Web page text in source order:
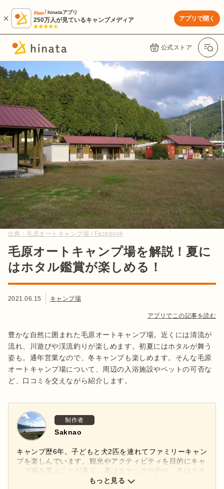
hinataアプリ
250万人が見ているキャンプメディア アプリで開く
公式ストア
出典：毛原オートキャンプ場 / Facebook
毛原オートキャンプ場を解説！夏に
はホタル鑑賞が楽しめる！
2021.06.15 キャンプ場
アプリでこの記事を読む
豊かな自然に囲まれた毛原オートキャンプ場。近くには清流が
流れ、川遊びや渓流釣りが楽しめます。初夏にはホタルが舞う
姿も。通年営業なので、冬キャンプも楽しめます。そんな毛原
オートキャンプ場について、周辺の入浴施設やペットの可否な
ど、口コミを交えながら紹介します。
制作者
Saknao
キャンプ歴6年。子どもと犬2匹を連れてファミリーキャン
プを楽しんでいます。観光やアクティビティを目的にキャ
ンプ場を選ぶことが多く、夏はカヤックや釣り、冬はスキ
ーも一緒に楽しんでいます。好きなアウトドアブランドは
もっと見る